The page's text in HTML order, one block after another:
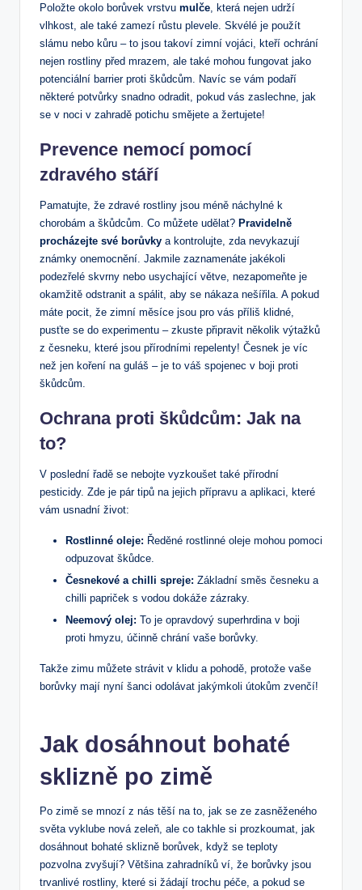
Položte okolo borůvek⁤ vrstvu mulče , která nejen udrží
vlhkost, ale také zamezí růstu plevele.‌ Skvélé je použít
slámu nebo kůru – to jsou takoví zimní vojáci, kteří ochrání
nejen rostliny před mrazem, ale také mohou fungovat jako
potenciální barrier proti škůdcům. Navíc se ‍vám podaří
některé potvůrky snadno odradit, pokud vás zaslechne, jak
se v noci​ v zahradě potichu smějete a žertujete!
Prevence nemocí⁢ pomocí
zdravého stáří
Pamatujte, že zdravé rostliny jsou méně náchylné⁤ k
chorobám a škůdcům. Co můžete udělat? Pravidelně
procházejte své⁤ borůvky a kontrolujte, ⁤zda nevykazují
známky onemocnění.​ Jakmile zaznamenáte jakékoli
podezřelé skvrny‍ nebo usychající ⁤větve,‌ nezapomeňte je
okamžitě odstranit a ‍spálit, aby se nákaza nešířila. A pokud
máte pocit,⁢ že zimní měsíce‍ jsou pro vás příliš klidné,⁤
pusťte se do experimentu – zkuste připravit několik výtažků
z česneku, které jsou přírodními repelenty! Česnek je víc
než jen ⁤koření na guláš – je to váš spojenec v boji proti
škůdcům.
Ochrana proti škůdcům: Jak na
to?
V poslední řadě se⁤ nebojte‌ vyzkoušet také přírodní
pesticidy. Zde je pár tipů na jejich přípravu a aplikaci, které⁤
vám usnadní život:
Rostlinné oleje: Ředěné rostlinné oleje mohou pomoci
odpuzovat škůdce.
Česnekové a ⁤chilli spreje: Základní směs česneku a
chilli papriček s vodou dokáže zázraky.
Neemový olej: ​To je opravdový superhrdina v boji
proti hmyzu, účinně chrání vaše borůvky.
Takže zimu můžete strávit v klidu a pohodě, protože vaše
borůvky mají nyní šanci ⁢odolávat ⁤jakýmkoli útokům zvenčí!
Jak dosáhnout bohaté
sklizně po zimě
Po zimě se mnozí z⁢ nás těší na to, jak se ze zasněženého
světa vyklube nová zeleň, ale co takhle si prozkoumat, jak
dosáhnout bohaté sklizně borůvek, když se teploty
pozvolna zvyšují? Většina⁤ zahradníků‍ ví, že borůvky jsou
trvanlivé rostliny, které si žádají trochu péče,‍ a ⁣pokud ‍se